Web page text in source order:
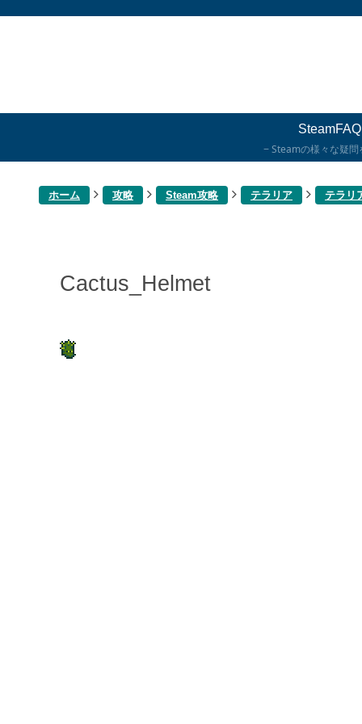
SteamFAQ
Steamの様々な疑問
ホーム 攻略 Steam攻略 テラリア テラリ
Cactus_Helmet